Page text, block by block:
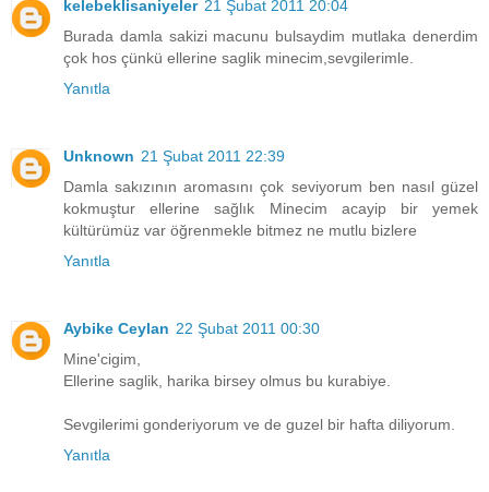
kelebeklisaniyeler 21 Şubat 2011 20:04
Burada damla sakizi macunu bulsaydim mutlaka denerdim
çok hos çünkü ellerine saglik minecim,sevgilerimle.
Yanıtla
Unknown 21 Şubat 2011 22:39
Damla sakızının aromasını çok seviyorum ben nasıl güzel
kokmuştur ellerine sağlık Minecim acayip bir yemek
kültürümüz var öğrenmekle bitmez ne mutlu bizlere
Yanıtla
Aybike Ceylan 22 Şubat 2011 00:30
Mine'cigim,
Ellerine saglik, harika birsey olmus bu kurabiye.
Sevgilerimi gonderiyorum ve de guzel bir hafta diliyorum.
Yanıtla